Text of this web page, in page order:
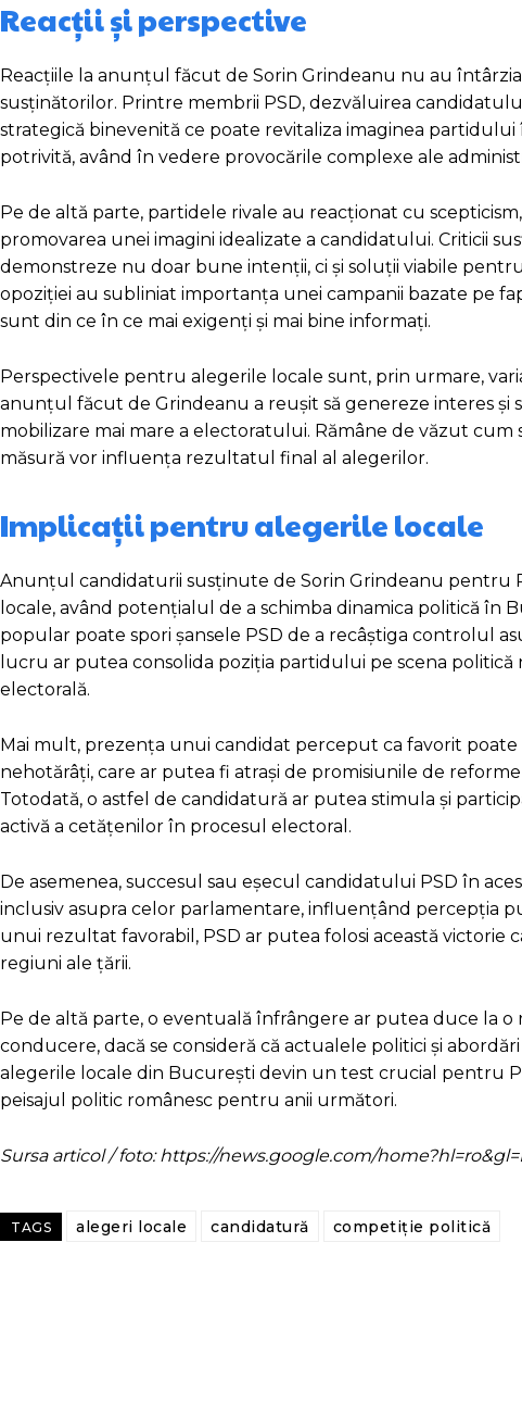
Reacții și perspective
Reacțiile la anunțul făcut de Sorin Grindeanu nu au
susținătorilor. Printre membrii PSD, dezvăluirea
strategică binevenită ce poate revitaliza imaginea
potrivită, având în vedere provocările complexe ale
Pe de altă parte, partidele rivale au reacționat cu
promovarea unei imagini idealizate a candidatului. Criticii
demonstreze nu doar bune intenții, ci și soluții viabile
opoziției au subliniat importanța unei campanii bazate pe
sunt din ce în ce mai exigenți și mai bine informați.
Perspectivele pentru alegerile locale sunt, prin urmare,
anunțul făcut de Grindeanu a reușit să genereze interes și
mobilizare mai mare a electoratului. Rămâne de văzut
măsură vor influența rezultatul final al alegerilor.
Implicații pentru alegerile locale
Anunțul candidaturii susținute de Sorin Grindeanu pentru
locale, având potențialul de a schimba dinamica politică
popular poate spori șansele PSD de a recâștiga controlul
lucru ar putea consolida poziția partidului pe scena
electorală.
Mai mult, prezența unui candidat perceput ca favorit
nehotărâți, care ar putea fi atrași de promisiunile de
Totodată, o astfel de candidatură ar putea stimula și
activă a cetățenilor în procesul electoral.
De asemenea, succesul sau eșecul candidatului PSD în
inclusiv asupra celor parlamentare, influențând percepția
unui rezultat favorabil, PSD ar putea folosi această
regiuni ale țării.
Pe de altă parte, o eventuală înfrângere ar putea duce la
conducere, dacă se consideră că actualele politici și
alegerile locale din București devin un test crucial pentru
peisajul politic românesc pentru anii următori.
Sursa articol / foto: https://news.google.com/
TAGS alegeri locale candidatură competiție politică